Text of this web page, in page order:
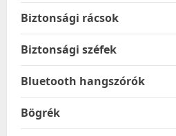
Biztonsági rácsok
Biztonsági széfek
Bluetooth hangszórók
Bögrék